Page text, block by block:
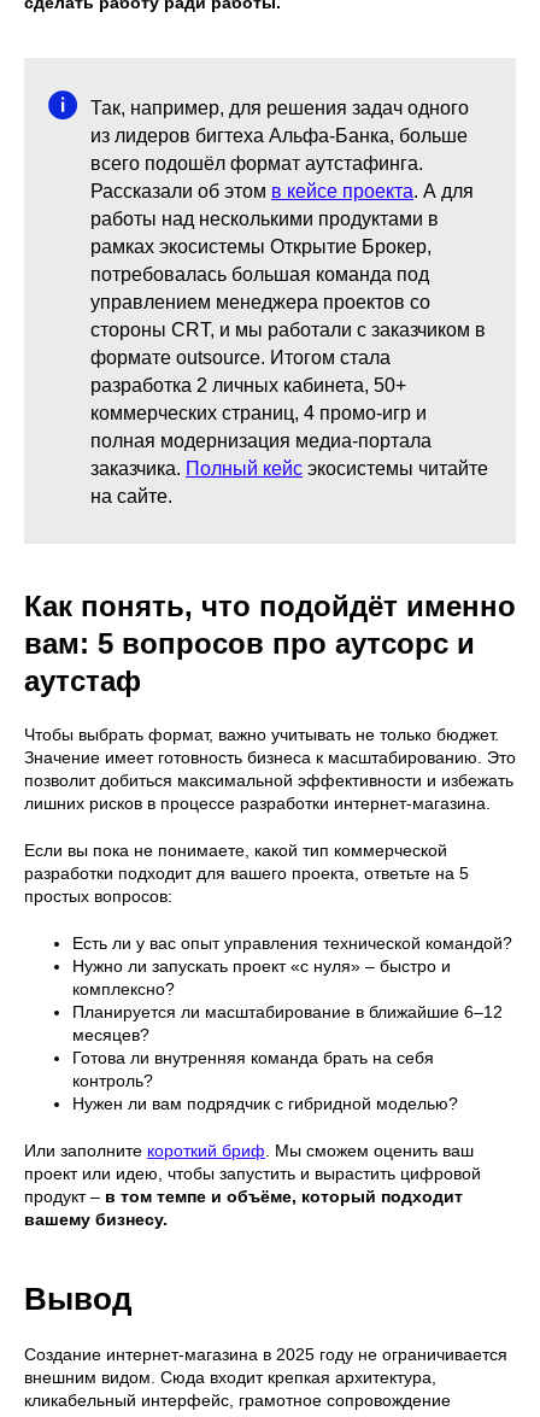
Так, например, для решения задач одного
из лидеров бигтеха Альфа-Банка, больше
всего подошёл формат аутстафинга.
Рассказали об этом в кейсе проекта. А для
работы над несколькими продуктами в
рамках экосистемы Открытие Брокер,
потребовалась большая команда под
управлением менеджера проектов со
стороны CRT, и мы работали с заказчиком в
формате outsource. Итогом стала
разработка 2 личных кабинета, 50+
коммерческих страниц, 4 промо-игр и
полная модернизация медиа-портала
заказчика. Полный кейс экосистемы читайте
на сайте.
Как понять, что подойдёт именно
вам: 5 вопросов про аутсорс и
аутстаф
Чтобы выбрать формат, важно учитывать не только бюджет.
Значение имеет готовность бизнеса к масштабированию. Это
позволит добиться максимальной эффективности и избежать
лишних рисков в процессе разработки интернет-магазина.
Если вы пока не понимаете, какой тип коммерческой
разработки подходит для вашего проекта, ответьте на 5
простых вопросов:
Есть ли у вас опыт управления технической командой?
Нужно ли запускать проект «с нуля» – быстро и
комплексно?
Планируется ли масштабирование в ближайшие 6–12
месяцев?
Готова ли внутренняя команда брать на себя
контроль?
Нужен ли вам подрядчик с гибридной моделью?
Или заполните короткий бриф. Мы сможем оценить ваш
проект или идею, чтобы запустить и вырастить цифровой
продукт – в том темпе и объёме, который подходит
вашему бизнесу.
Вывод
Создание интернет-магазина в 2025 году не ограничивается
внешним видом. Сюда входит крепкая архитектура,
кликабельный интерфейс, грамотное сопровождение
Пару слов о проекте
Название компании
Откуда вы о нас узнали?
и ознакомлен сполитикойо персональных данных.
светаsales@crtweb.ru
Тюмень,
VC
crt. коворкинг
ЗАПОЛНИТЬ БРИФ
+7 499 113 68 89
Политика конфиденциальности
Made in Tyumen